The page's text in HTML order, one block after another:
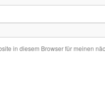
in diesem Browser für meinen